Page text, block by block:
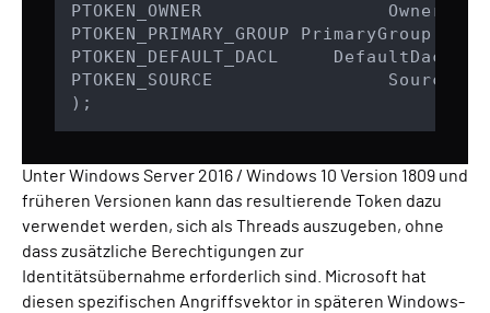
PTOKEN_OWNER                 Owner,
PTOKEN_PRIMARY_GROUP PrimaryGroup,
PTOKEN_DEFAULT_DACL     DefaultDacl,
PTOKEN_SOURCE                Source
);
Unter Windows Server 2016 / Windows 10 Version 1809 und
früheren Versionen kann das resultierende Token dazu
verwendet werden, sich als Threads auszugeben, ohne
dass zusätzliche Berechtigungen zur
Identitätsübernahme erforderlich sind. Microsoft hat
diesen spezifischen Angriffsvektor in späteren Windows-